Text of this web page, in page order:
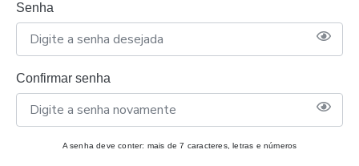
Senha
Confirmar senha
A senha deve conter: mais de 7 caracteres, letras e números